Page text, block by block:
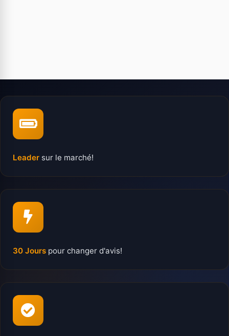
Leader sur le marché!
30 Jours pour changer d'avis!